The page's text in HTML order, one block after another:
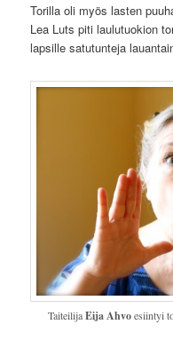
Torilla oli myös lasten
Lea Luts piti laulutuokion
lapsille satutunteja
TaiteilijaEija Ahvoesiintyi